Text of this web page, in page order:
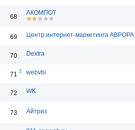
68
АКОМПОТ
69 Центр интернет-маркетинга АВРОРА
70 Dextra
71 3 webvbi
72 WK
73 Айтриз